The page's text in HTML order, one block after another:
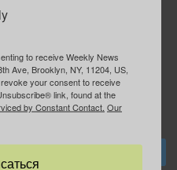
Группа “ИЩУ СОВЕТА”
ForumDaily
to receive Weekly News
Ave, Brooklyn, NY, 11204, US,
your consent to receive
link, found at the
by Constant Contact. Our